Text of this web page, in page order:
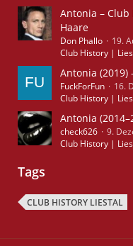
Antonia –
Haare
Don Phallo
19.
Club History |
Antonia (2019)
FuckForFun
16.
Club History |
Antonia
check626
9.
Club History |
Tags
CLUB HISTORY LIESTAL